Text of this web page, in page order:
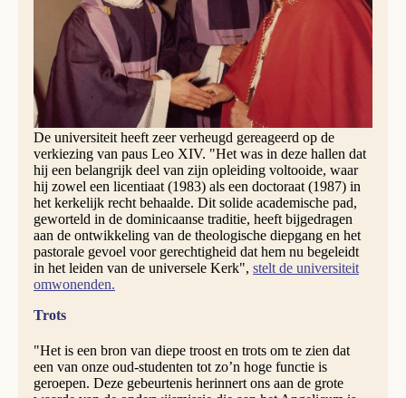
Paus Leo XIV mag dan augustijn zijn, de op 8 mei
gekozen opvolger van Petrus heeft óók ervaring met de
dominicanen. De Amerikaans-Peruaans geestelijke,
geboren als Robert Francis Prevost, studeerde namelijk aan
het Angelicum in Rome. Dat is de Pauselijke Universiteit
van Sint-Thomas van Aquinodie onder leiding staat van de
dominicanen.
De universiteit heeft zeer verheugd gereageerd op de
verkiezing van paus Leo XIV. "Het was in deze hallen dat
hij een belangrijk deel van zijn opleiding voltooide, waar
hij zowel een licentiaat (1983) als een doctoraat (1987) in
het kerkelijk recht behaalde. Dit solide academische pad,
geworteld in de dominicaanse traditie, heeft bijgedragen
aan de ontwikkeling van de theologische diepgang en het
pastorale gevoel voor gerechtigheid dat hem nu begeleidt
in het leiden van de universele Kerk", stelt de universiteit
omwonenden.
Trots
"Het is een bron van diepe troost en trots om te zien dat
een van onze oud-studenten tot zo’n hoge functie is
geroepen. Deze gebeurtenis herinnert ons aan de grote